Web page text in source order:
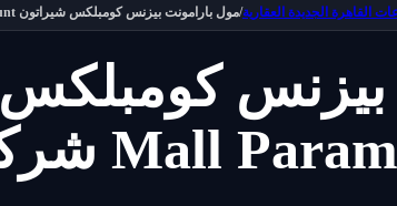
القاهرة الجديدة العقارية/مول بارامونت بيزنس كومبلكس شيراتون Mall Paramount شركة أجيك
بيزنس كومبلكس